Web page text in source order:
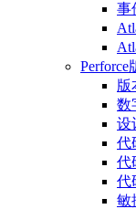
事
版
数
设
代
代
代
敏